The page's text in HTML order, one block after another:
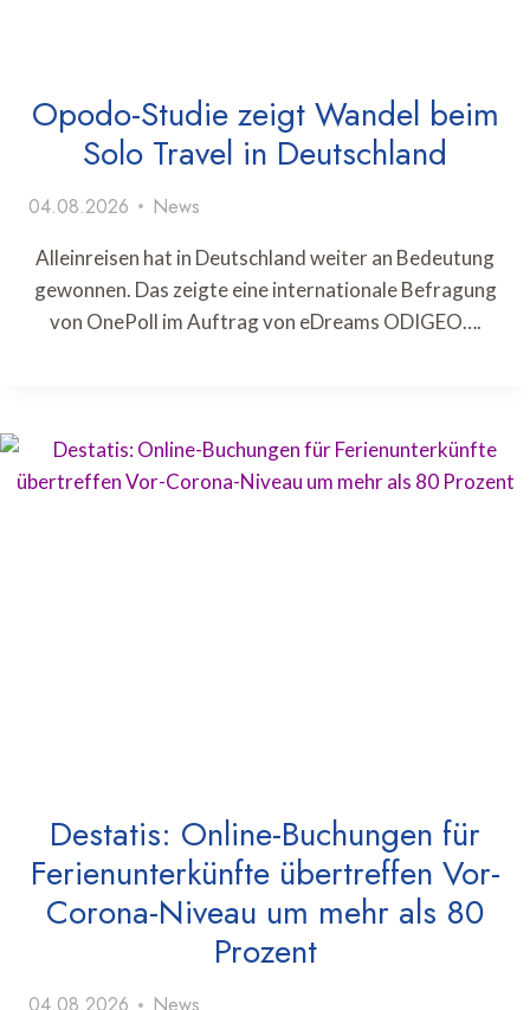
Opodo-Studie zeigt Wandel beim
Solo Travel in Deutschland
04.08.2026 News
Alleinreisen hat in Deutschland weiter an Bedeutung
gewonnen. Das zeigte eine internationale Befragung
von OnePoll im Auftrag von eDreams ODIGEO….
Destatis: Online-Buchungen für
Ferienunterkünfte übertreffen Vor-
Corona-Niveau um mehr als 80
Prozent